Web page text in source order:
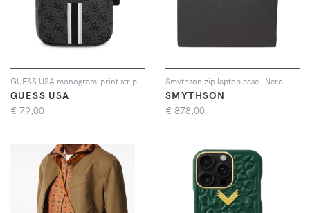
GUESS USA
€ 79,00
Smythson zip laptop case - Nero
SMYTHSON
€ 878,00